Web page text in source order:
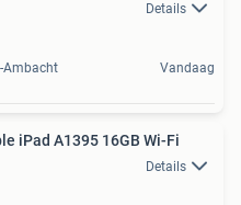
Details
Ambacht Vandaag
iPad A1395 16GB Wi-Fi
Details